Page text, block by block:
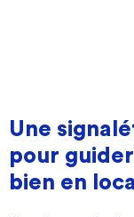
Une
pour
bien en